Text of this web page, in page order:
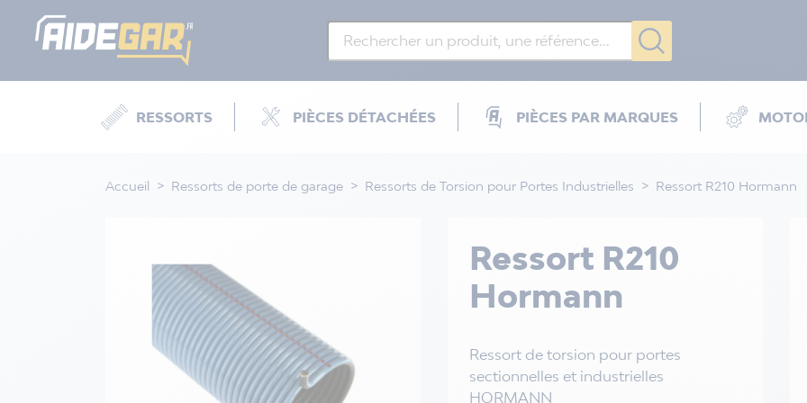
RESSORTS PIÈCES DÉTACHÉES PIÈCES PAR MARQUES
Accueil Ressorts de porte de garage Ressorts de Torsion pour Portes Industrielles Ressort R210 Hormann
Ressort R210
Hormann
Ressort de torsion pour portes
sectionnelles et industrielles
HORMANN